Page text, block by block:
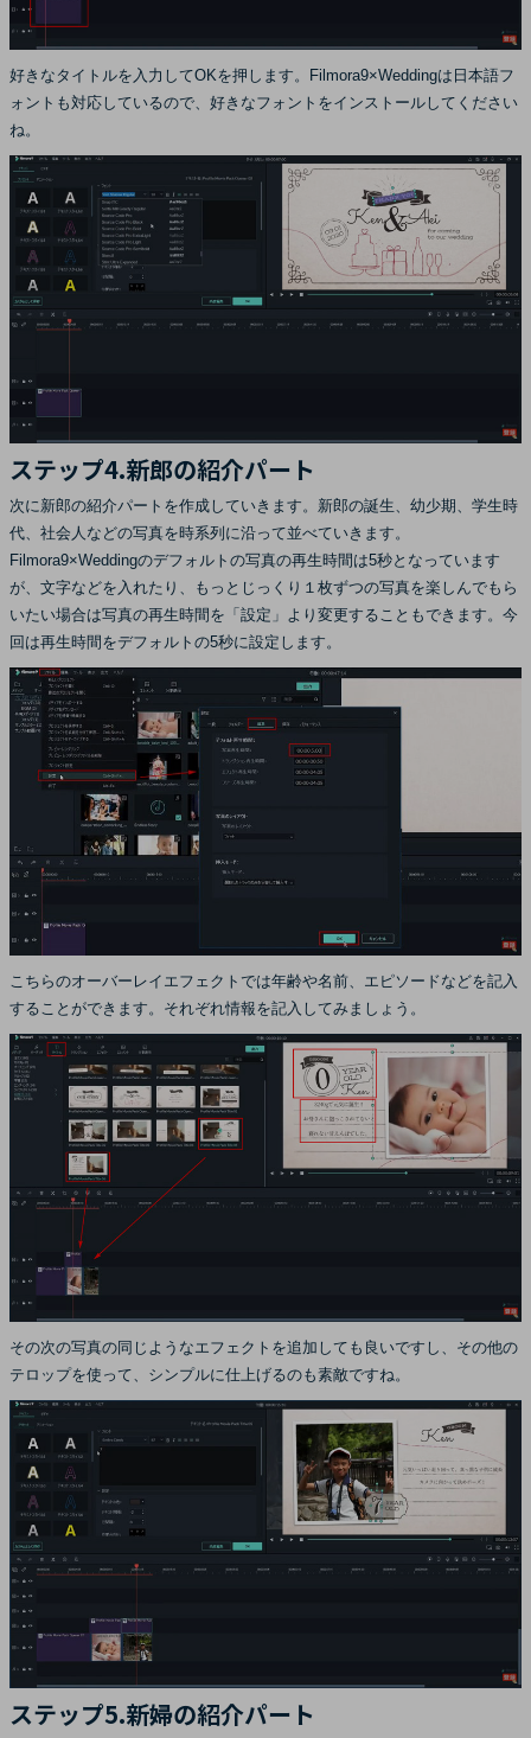
好きなタイトルを入力してOKを押します。Filmora9×Weddingは日本語フ
ォントも対応しているので、好きなフォントをインストールしてください
ね。
ステップ4.新郎の紹介パート
次に新郎の紹介パートを作成していきます。新郎の誕生、幼少期、学生時
代、社会人などの写真を時系列に沿って並べていきます。
Filmora9×Weddingのデフォルトの写真の再生時間は5秒となっています
が、文字などを入れたり、もっとじっくり１枚ずつの写真を楽しんでもら
いたい場合は写真の再生時間を「設定」より変更することもできます。今
回は再生時間をデフォルトの5秒に設定します。
こちらのオーバーレイエフェクトでは年齢や名前、エピソードなどを記入
することができます。それぞれ情報を記入してみましょう。
その次の写真の同じようなエフェクトを追加しても良いですし、その他の
テロップを使って、シンプルに仕上げるのも素敵ですね。
ステップ5.新婦の紹介パート